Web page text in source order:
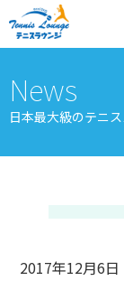
News
日本最大級のテニ
2017年12月6日